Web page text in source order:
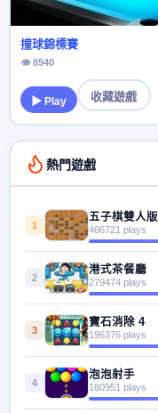
撞球錦標賽
👁 8940
▶ Play 收藏遊戲
熱門遊戲
1
五子棋雙人版
406721 plays
2
港式茶餐廳
279474 plays
3
寶石消除 4
196376 plays
4
泡泡射手
180951 plays